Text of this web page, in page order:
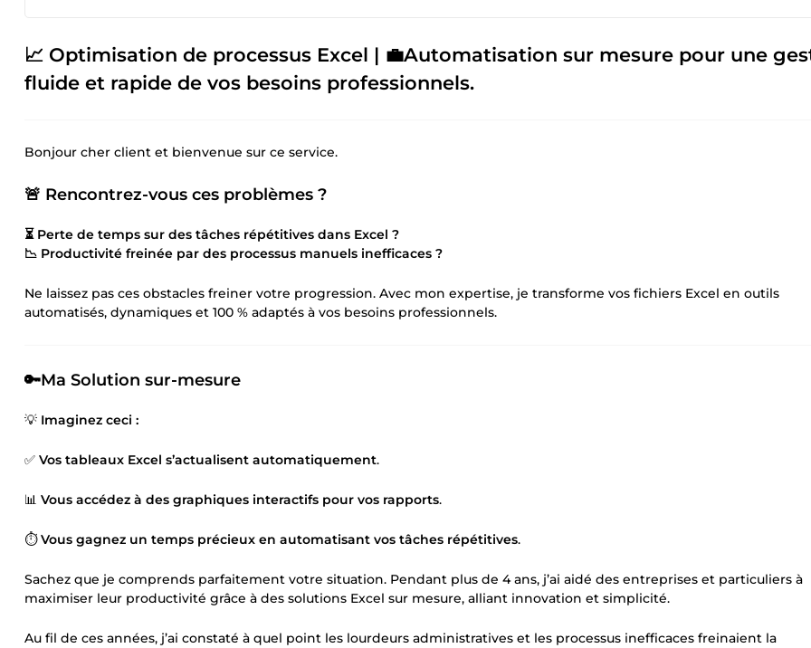
📈 Optimisation de processus Excel | 💼Automatisation sur mesure pour une
fluide et rapide de vos besoins professionnels.
Bonjour cher client et bienvenue sur ce service.
🚨 Rencontrez-vous ces problèmes ?
⏳ Perte de temps sur des tâches répétitives dans Excel ?
📉 Productivité freinée par des processus manuels inefficaces ?
Ne laissez pas ces obstacles freiner votre progression. Avec mon expertise, je transforme vos fichiers Excel en outils
automatisés, dynamiques et 100 % adaptés à vos besoins professionnels.
🔑Ma Solution sur-mesure
💡 Imaginez ceci :
✅ Vos tableaux Excel s’actualisent automatiquement.
📊 Vous accédez à des graphiques interactifs pour vos rapports.
⏱️Vous gagnez un temps précieux en automatisant vos tâches répétitives.
Sachez que je comprends parfaitement votre situation. Pendant plus de 4 ans, j’ai aidé des entreprises et particuliers à
maximiser leur productivité grâce à des solutions Excel sur mesure, alliant innovation et simplicité.
Au fil de ces années, j’ai constaté à quel point les lourdeurs administratives et les processus inefficaces freinaient la